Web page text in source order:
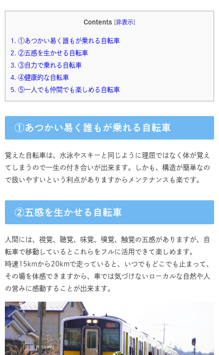
Contents [非表示]
1. ①あつかい易く誰もが乗れる自転車
2. ②五感を生かせる自転車
3. ③自力で乗れる自転車
4. ④健康的な自転車
5. ⑤一人でも仲間でも楽しめる自転車
①あつかい易く誰もが乗れる自転車
覚えた自転車は、水泳やスキーと同じように理屈ではなく体が覚え
てしまうので一生の付き合いが出来ます。しかも、構造が簡単なの
で扱いやすいという利点がありますからメンテナンスも楽です。
②五感を生かせる自転車
人間には、視覚、聴覚、味覚、嗅覚、触覚の五感がありますが、自
転車で移動しているとこれらをフルに活用できて楽しめます。
時速15kmから20kmで走っていると、いつでもどこでも止まって、
その場を体感できますから、車では気づけないローカルな自然や人
の営みに感動することが出来ます。